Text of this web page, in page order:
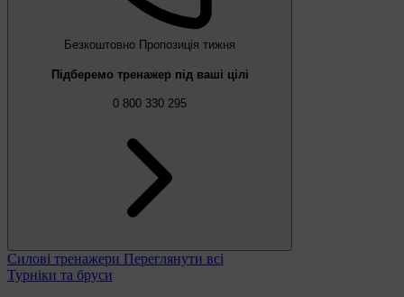
Безкоштовно Пропозиція тижня
Підберемо тренажер під ваші цілі
0 800 330 295
Силові тренажери Переглянути всі
Турніки та бруси